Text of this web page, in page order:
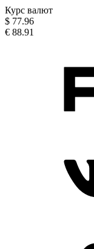
Курс валют
$ 77.96
€ 88.91